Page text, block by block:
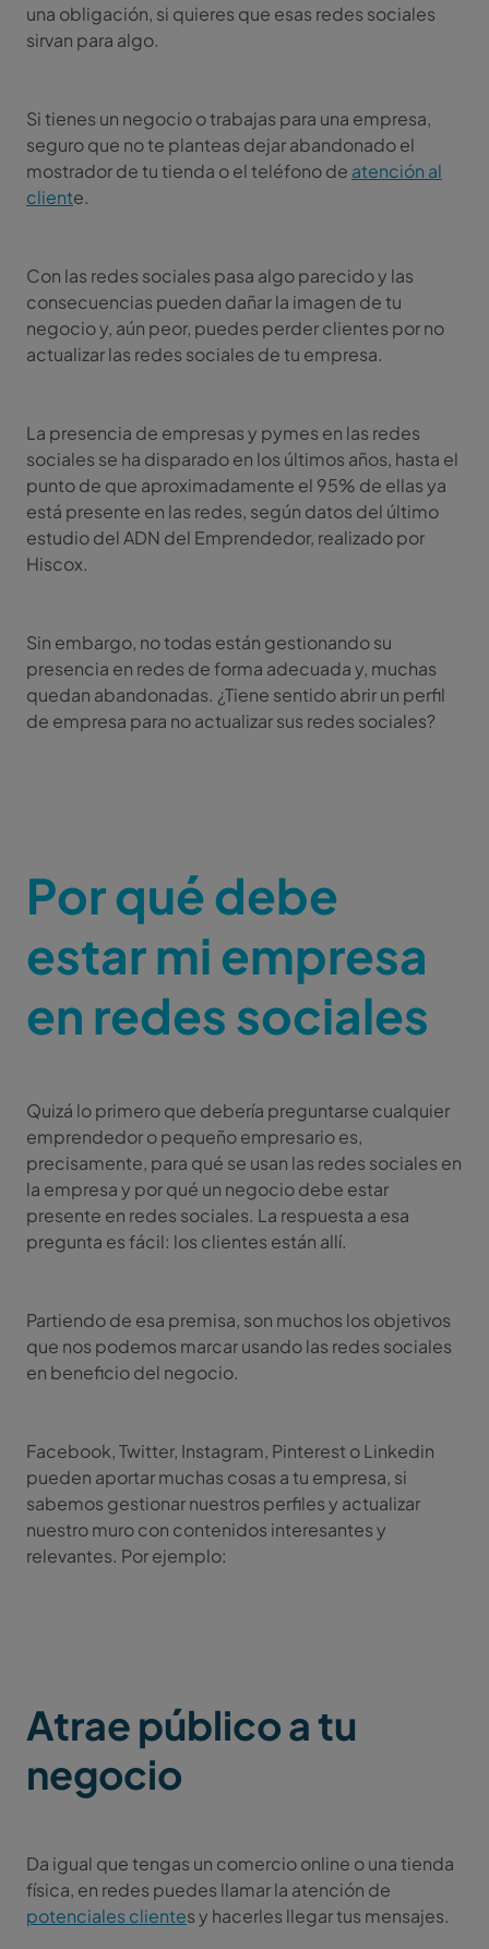
una obligación, si quieres que esas redes sociales
sirvan para algo.
Si tienes un negocio o trabajas para una empresa,
seguro que no te planteas dejar abandonado el
mostrador de tu tienda o el teléfono de atención al
cliente.
Con las redes sociales pasa algo parecido y las
consecuencias pueden dañar la imagen de tu
negocio y, aún peor, puedes perder clientes por no
actualizar las redes sociales de tu empresa.
La presencia de empresas y pymes en las redes
sociales se ha disparado en los últimos años, hasta el
punto de que aproximadamente el 95% de ellas ya
está presente en las redes, según datos del último
estudio del ADN del Emprendedor, realizado por
Hiscox.
Sin embargo, no todas están gestionando su
presencia en redes de forma adecuada y, muchas
quedan abandonadas. ¿Tiene sentido abrir un perfil
de empresa para no actualizar sus redes sociales?
Por qué debe
estar mi empresa
en redes sociales
Quizá lo primero que debería preguntarse cualquier
emprendedor o pequeño empresario es,
precisamente, para qué se usan las redes sociales en
la empresa y por qué un negocio debe estar
presente en redes sociales. La respuesta a esa
pregunta es fácil: los clientes están allí.
Partiendo de esa premisa, son muchos los objetivos
que nos podemos marcar usando las redes sociales
en beneficio del negocio.
Facebook, Twitter, Instagram, Pinterest o Linkedin
pueden aportar muchas cosas a tu empresa, si
sabemos gestionar nuestros perfiles y actualizar
nuestro muro con contenidos interesantes y
relevantes. Por ejemplo:
Atrae público a tu
negocio
Da igual que tengas un comercio online o una tienda
física, en redes puedes llamar la atención de
potenciales clientes y hacerles llegar tus mensajes.